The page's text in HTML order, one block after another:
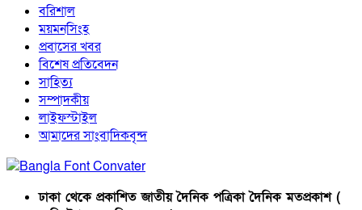
বরিশাল
ময়মনসিংহ
প্রবাসের খবর
বিশেষ প্রতিবেদন
সাহিত্য
সম্পাদকীয়
লাইফস্টাইল
আমাদের সাংবাদিকবৃন্দ
ঢাকা থেকে প্রকাশিত জাতীয় দৈনিক পত্রিকা দৈনিক মতপ্রকাশ (